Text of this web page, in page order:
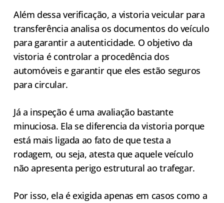
Além dessa verificação, a vistoria veicular para
transferência analisa os documentos do veículo
para garantir a autenticidade. O objetivo da
vistoria é controlar a procedência dos
automóveis e garantir que eles estão seguros
para circular.
Já a inspeção é uma avaliação bastante
minuciosa. Ela se diferencia da vistoria porque
está mais ligada ao fato de que testa a
rodagem, ou seja, atesta que aquele veículo
não apresenta perigo estrutural ao trafegar.
Por isso, ela é exigida apenas em casos como a